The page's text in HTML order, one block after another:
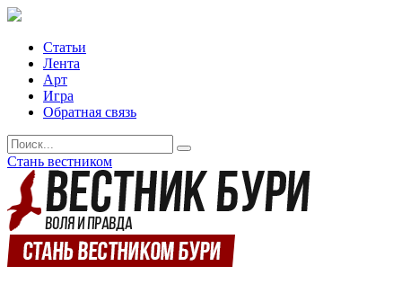
Статьи
Лента
Арт
Игра
Обратная связь
Стань вестником